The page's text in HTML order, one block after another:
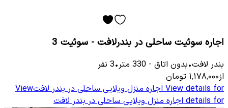
اجاره سوئیت ساحلی در بندرلافت - سوئیت 3
بندر لافت•بدون اتاق -
330 متر•
3 نفر
از۱٬۱۷۸٬۰۰۰ تومان
View details for اجاره منزل ویلایی ساحلی در بندر لافتView
details for اجاره منزل ویلایی ساحلی در بندر لافت